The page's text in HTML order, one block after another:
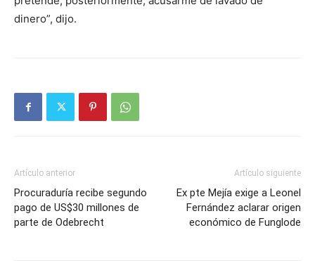
dinero”, dijo.
Artículo anterior
Procuraduría recibe segundo
pago de US$30 millones de
parte de Odebrecht
Artículo siguiente
Ex pte Mejía exige a Leonel
Fernández aclarar origen
económico de Funglode